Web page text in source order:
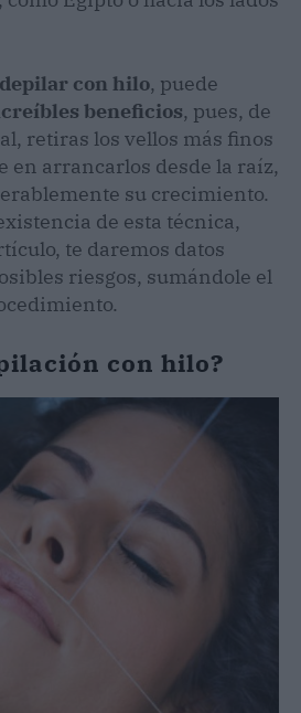
con hilo, puede
beneficios, pues, de
retiras los vellos más finos
en arrancarlos desde la raíz,
su crecimiento.
de esta técnica,
te daremos datos
riesgos, sumándole el
con hilo?